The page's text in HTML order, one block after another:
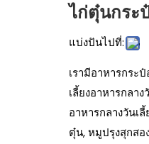
ไก่ตุ๋นกระ
แบ่งปันไปที่:
เรามีอาหารกระ
เลี้ยงอาหารกลา
อาหารกลางวันเ
ตุ๋น, หมูปรุงสุกสอ